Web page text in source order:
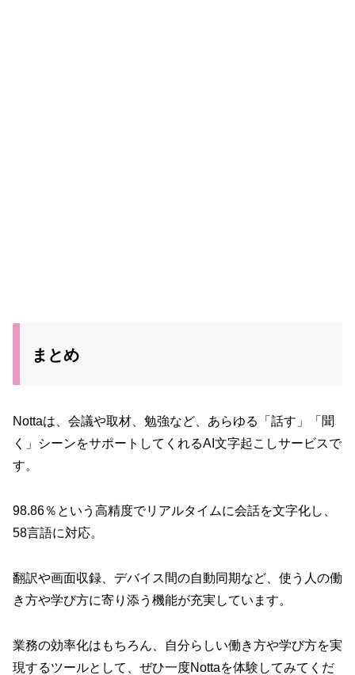
まとめ
Nottaは、会議や取材、勉強など、あらゆる「話す」「聞
く」シーンをサポートしてくれるAI文字起こしサービスで
す。
98.86％という高精度でリアルタイムに会話を文字化し、
58言語に対応。
翻訳や画面収録、デバイス間の自動同期など、使う人の働
き方や学び方に寄り添う機能が充実しています。
業務の効率化はもちろん、自分らしい働き方や学び方を実
現するツールとして、ぜひ一度Nottaを体験してみてくだ